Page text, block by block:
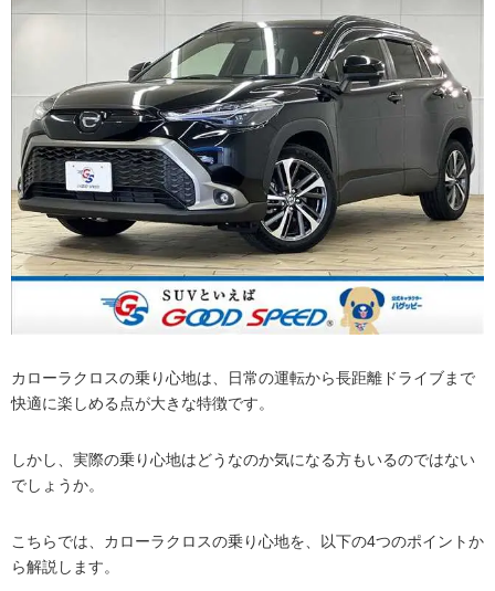
カローラクロスの乗り心地は、日常の運転から長距離ドライブまで
快適に楽しめる点が大きな特徴です。
しかし、実際の乗り心地はどうなのか気になる方もいるのではない
でしょうか。
こちらでは、カローラクロスの乗り心地を、以下の4つのポイントか
ら解説します。